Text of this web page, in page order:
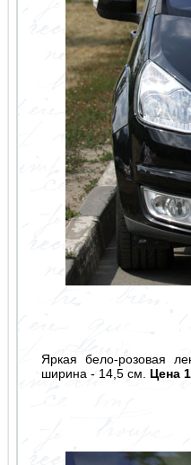
Яркая бело-розовая
ширина - 14,5 см. Цена